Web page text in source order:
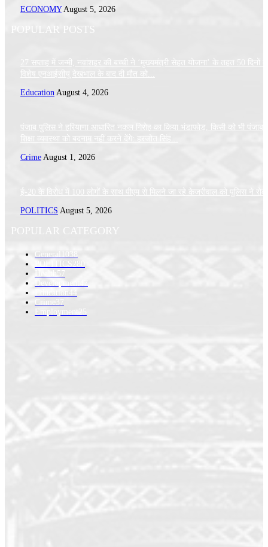
ECONOMY August 5, 2026
POPULAR POSTS
27 सप्ताह में जन्मी, नवांशहर की बच्ची ने ‘मुख्यमंत्री सेहत योजना’ के तहत 50 दिनों
विशेष एनआईसीयू देखभाल के बाद दी मौत को...
Education August 4, 2026
पंजाब पुलिस ने हरियाणा आधारित नकल गिरोह का किया भंडाफोड़, किसी को भी पंजाब
शिक्षा व्यवस्था को बदनाम नहीं करने देंगे: हरजोत सिंह...
Crime August 1, 2026
ई-20 के विरोध में 100 लोगों के साथ पीएम से मिलने जा रहे केजरीवाल को पुलिस ने
POLITICS August 5, 2026
POPULAR CATEGORY
POLITICS 280
Health 57
Development
44
Crime
37
Employment 25